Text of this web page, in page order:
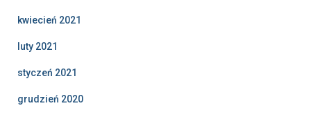
kwiecień 2021
luty 2021
styczeń 2021
grudzień 2020